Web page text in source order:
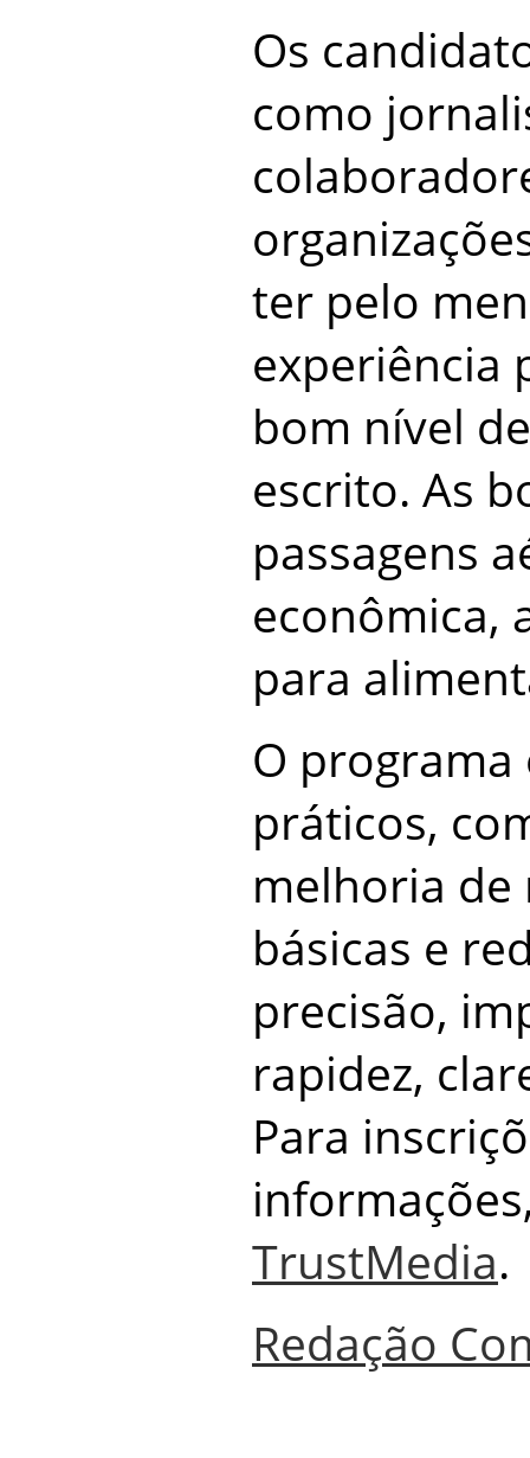
Os
como
ter pelo
experiência
bom nível
escrito. As
passagens
econômica,
para
O programa
práticos,
melhoria
básicas e
precisão,
rapidez,
Para
TrustMedia.
Redação